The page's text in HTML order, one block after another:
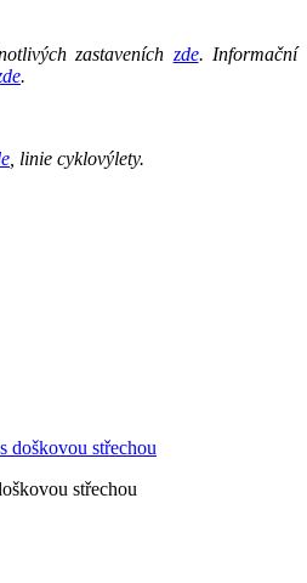
zastaveních zde. Informační
.
, linie cyklovýlety.
střechou